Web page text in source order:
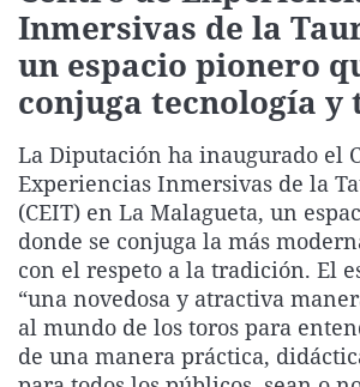
Inmersivas de la
un espacio pionero
conjuga tecnología
La Diputación ha inaugurado el
Experiencias Inmersivas de la
(CEIT) en La Malagueta, un
donde se conjuga la más
con el respeto a la tradición. El
“una novedosa y atractiva
al mundo de los toros para
de una manera práctica,